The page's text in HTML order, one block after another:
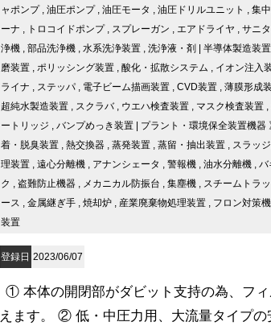
ャポンプ, 油圧ポンプ, 油圧モータ 油圧ドリルユニット 集
ーナ
トロコイドポンプ, スプレーガン エアドライヤ サニ
浄機
部品洗浄機 水系洗浄装置 洗浄液・剤 | 半導体製造装置
磨装置
ポリッシング装置 酸化・拡散システム イオン注入
ライナ
ステッパ 電子ビーム描画装置 CVD装置 薄膜形成
超純水製造装置
スクラバ, ウエハ検査装置 マスク検査装置
ートリッジ
バンプめっき装置 | プラント・環境保全装置機器
着・脱臭装置
熱交換器 蒸発装置 蒸留・抽出装置 スラッ
理装置
遠心分離機 アナンシェータ 警報機 油水分離機 バ
ク
盗難防止機器 メカニカル防振台 集塵機 スチームトラ
ース
金属継ぎ手 焼却炉 産業廃棄物処理装置 フロン対策
装置
登録日 2023/06/07
① 本体の開閉部がダビット支持の為、フ
えます。 ② 低・中圧力用、大流量タイプ